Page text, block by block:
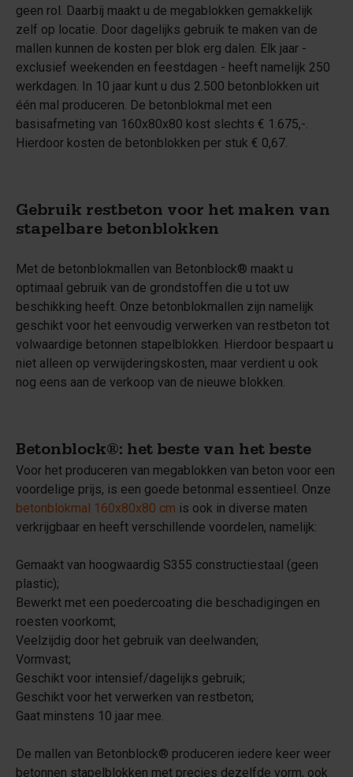
geen rol. Daarbij maakt u de megablokken gemakkelijk
zelf op locatie. Door dagelijks gebruik te maken van de
mallen kunnen de kosten per blok erg dalen. Elk jaar -
exclusief weekenden en feestdagen - heeft namelijk 250
werkdagen. In 10 jaar kunt u dus 2.500 betonblokken uit
één mal produceren. De betonblokmal met een
basisafmeting van 160x80x80 kost slechts € 1.675,-.
Hierdoor kosten de betonblokken per stuk € 0,67.
Gebruik restbeton voor het maken van
stapelbare betonblokken
Met de betonblokmallen van Betonblock® maakt u
optimaal gebruik van de grondstoffen die u tot uw
beschikking heeft. Onze betonblokmallen zijn namelijk
geschikt voor het eenvoudig verwerken van restbeton tot
volwaardige betonnen stapelblokken. Hierdoor bespaart u
niet alleen op verwijderingskosten, maar verdient u ook
nog eens aan de verkoop van de nieuwe blokken.
Betonblock®: het beste van het beste
Voor het produceren van megablokken van beton voor een
voordelige prijs, is een goede betonmal essentieel. Onze
betonblokmal 160x80x80 cm is ook in diverse maten
verkrijgbaar en heeft verschillende voordelen, namelijk:
Gemaakt van hoogwaardig S355 constructiestaal (geen
plastic);
Bewerkt met een poedercoating die beschadigingen en
roesten voorkomt;
Veelzijdig door het gebruik van deelwanden;
Vormvast;
Geschikt voor intensief/dagelijks gebruik;
Geschikt voor het verwerken van restbeton;
Gaat minstens 10 jaar mee.
De mallen van Betonblock® produceren iedere keer weer
betonnen stapelblokken met precies dezelfde vorm, ook